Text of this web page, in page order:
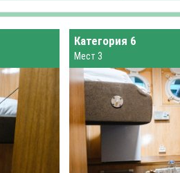
Категория 6
Мест 3